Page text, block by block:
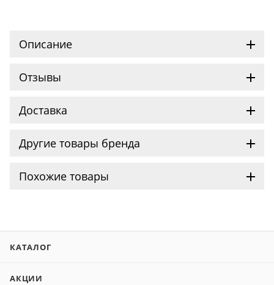
Описание
Отзывы
Доставка
Другие товары бренда
Похожие товары
КАТАЛОГ
АКЦИИ